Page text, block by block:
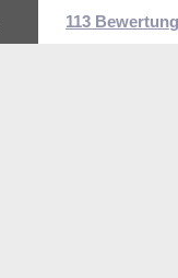
113